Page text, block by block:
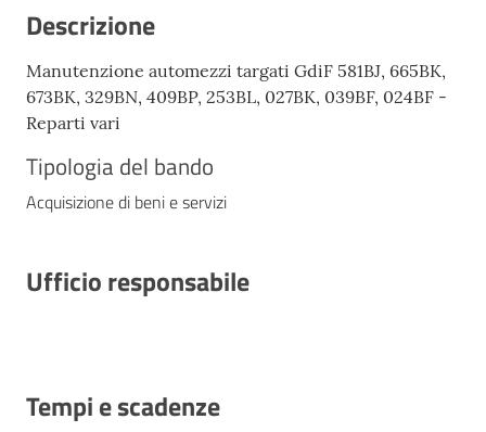
Descrizione
Manutenzione automezzi targati GdiF 581BJ, 665BK,
673BK, 329BN, 409BP, 253BL, 027BK, 039BF, 024BF -
Reparti vari
Tipologia del bando
Acquisizione di beni e servizi
Ufficio responsabile
Tempi e scadenze